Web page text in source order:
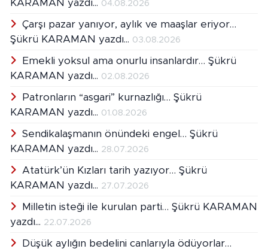
KARAMAN yazdı... 04.08.2026
Çarşı pazar yanıyor, aylık ve maaşlar eriyor…
Şükrü KARAMAN yazdı... 03.08.2026
Emekli yoksul ama onurlu insanlardır… Şükrü
KARAMAN yazdı... 02.08.2026
Patronların “asgari” kurnazlığı… Şükrü
KARAMAN yazdı... 01.08.2026
Sendikalaşmanın önündeki engel… Şükrü
KARAMAN yazdı... 28.07.2026
Atatürk’ün Kızları tarih yazıyor… Şükrü
KARAMAN yazdı... 27.07.2026
Milletin isteği ile kurulan parti… Şükrü KARAMAN
yazdı... 22.07.2026
Düşük aylığın bedelini canlarıyla ödüyorlar…